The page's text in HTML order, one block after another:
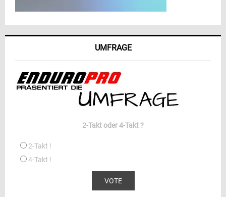
UMFRAGE
2-Takt oder 4-Takt ?
2-Takt !
4-Takt !